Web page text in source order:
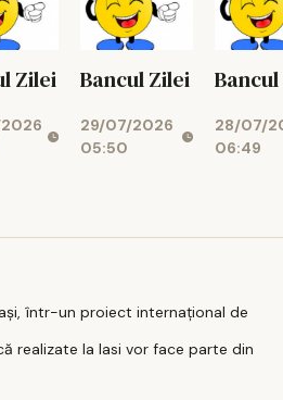
Zilei Bancul Zilei
29/07/2026
05:50
28/07/
06:49
într-un proiect internațional de
realizate la Iasi vor face parte din